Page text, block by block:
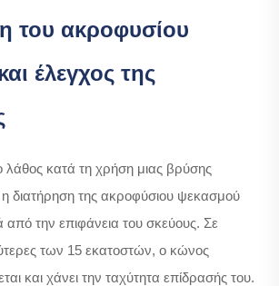
του ακροφυσίου
έλεγχος της
λάθος κατά τη χρήση μιας βρύσης
η διατήρηση της ακροφύσιου ψεκασμού
από την επιφάνεια του σκεύους. Σε
των 15 εκατοστών, ο κώνος
και χάνει την ταχύτητα επίδρασής του.